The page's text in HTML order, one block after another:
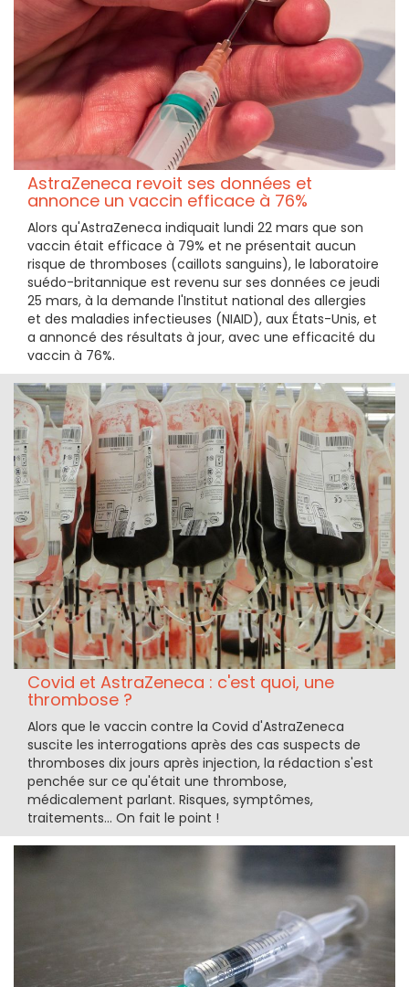
AstraZeneca revoit ses données et
annonce un vaccin efficace à 76%
Alors qu'AstraZeneca indiquait lundi 22 mars que son
vaccin était efficace à 79% et ne présentait aucun
risque de thromboses (caillots sanguins), le laboratoire
suédo-britannique est revenu sur ses données ce jeudi
25 mars, à la demande l'Institut national des allergies
et des maladies infectieuses (NIAID), aux États-Unis, et
a annoncé des résultats à jour, avec une efficacité du
vaccin à 76%.
Covid et AstraZeneca : c'est quoi, une
thrombose ?
Alors que le vaccin contre la Covid d'AstraZeneca
suscite les interrogations après des cas suspects de
thromboses dix jours après injection, la rédaction s'est
penchée sur ce qu'était une thrombose,
médicalement parlant. Risques, symptômes,
traitements... On fait le point !